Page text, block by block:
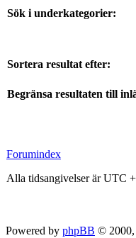
Sök i underkategorier:
Sortera resultat efter:
Begränsa resultaten till
Forumindex
Alla tidsangivelser är UTC
Powered by phpBB © 2000,